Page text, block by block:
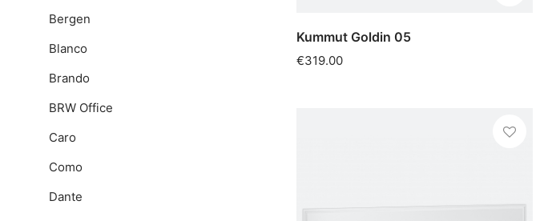
Bergen
Blanco
Brando
BRW Office
Caro
Como
Dante
Kummut Goldin 05
€319.00